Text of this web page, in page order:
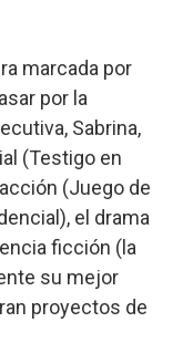
marcada por
por la
Sabrina,
(Testigo en
(Juego de
el drama
ficción (la
su mejor
proyectos de